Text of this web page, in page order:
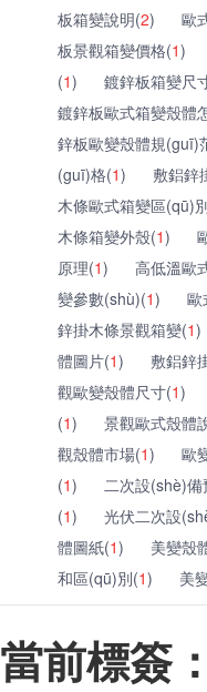
板箱變說明(2) 歐
板景觀箱變價格(1)
(1) 鍍鋅板箱變尺
鍍鋅板歐式箱變殼體
鋅板歐變殼體規(guī)
(guī)格(1) 敷鋁鋅
木條歐式箱變區(qū)
木條箱變外殼(1)
原理(1) 高低溫歐
變參數(shù)(1) 歐
鋅掛木條景觀箱變(1)
體圖片(1) 敷鋁鋅
觀歐變殼體尺寸(1)
(1) 景觀歐式殼體
觀殼體市場(1) 歐
(1) 二次設(shè)
(1) 光伏二次設
體圖紙(1) 美變殼
和區(qū)別(1) 美
當前標簽